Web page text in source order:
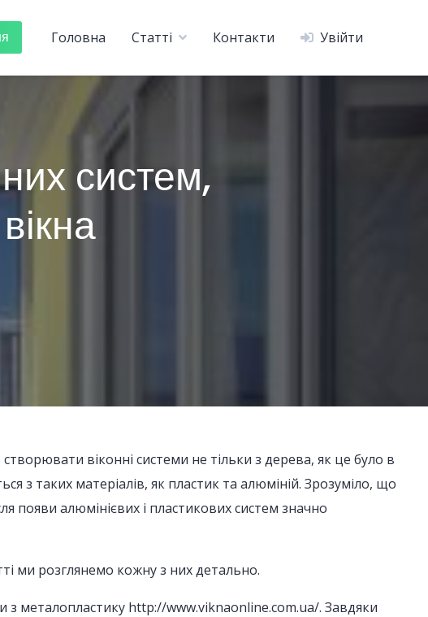
Головна Статті Контакти Увійти
систем,
віконні системи не тільки з дерева, як це було в
з таких матеріалів, як пластик та алюміній. Зрозуміло, що
появи алюмінієвих і пластикових систем значно
ми розглянемо кожну з них детально.
з металопластику http://www.viknaonline.com.ua/. Завдяки